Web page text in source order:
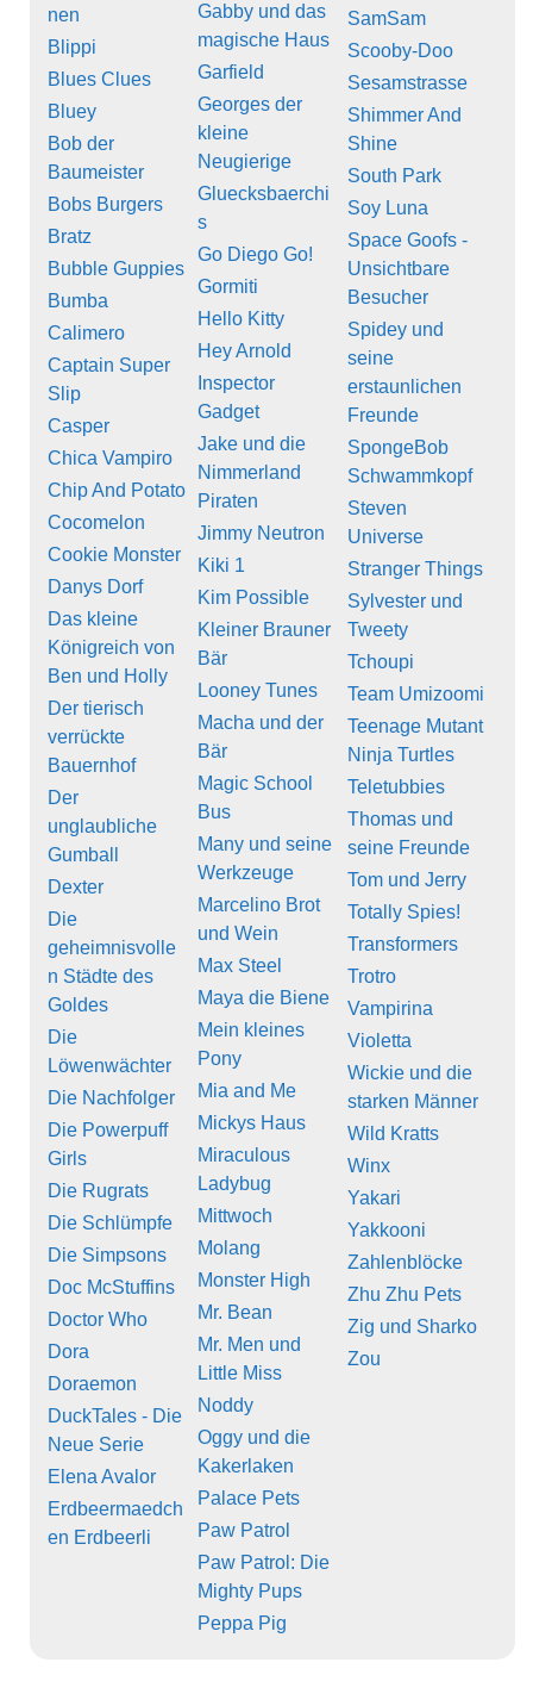
nen
Blippi
Blues Clues
Bluey
Bob der
Baumeister
Bobs Burgers
Bratz
Bubble Guppies
Bumba
Calimero
Captain Super
Slip
Casper
Chica Vampiro
Chip And Potato
Cocomelon
Cookie Monster
Danys Dorf
Das kleine
Königreich von
Ben und Holly
Der tierisch
verrückte
Bauernhof
Der
unglaubliche
Gumball
Dexter
Die
geheimnisvolle
n Städte des
Goldes
Die
Löwenwächter
Die Nachfolger
Die Powerpuff
Girls
Die Rugrats
Die Schlümpfe
Die Simpsons
Doc McStuffins
Doctor Who
Dora
Doraemon
DuckTales - Die
Neue Serie
Elena Avalor
Erdbeermaedch
en Erdbeerli
Gabby und das
magische Haus
Garfield
Georges der
kleine
Neugierige
Gluecksbaerchi
s
Go Diego Go!
Gormiti
Hello Kitty
Hey Arnold
Inspector
Gadget
Jake und die
Nimmerland
Piraten
Jimmy Neutron
Kiki 1
Kim Possible
Kleiner Brauner
Bär
Looney Tunes
Macha und der
Bär
Magic School
Bus
Many und seine
Werkzeuge
Marcelino Brot
und Wein
Max Steel
Maya die Biene
Mein kleines
Pony
Mia and Me
Mickys Haus
Miraculous
Ladybug
Mittwoch
Molang
Monster High
Mr. Bean
Mr. Men und
Little Miss
Noddy
Oggy und die
Kakerlaken
Palace Pets
Paw Patrol
Paw Patrol: Die
Mighty Pups
Peppa Pig
SamSam
Scooby-Doo
Sesamstrasse
Shimmer And
Shine
South Park
Soy Luna
Space Goofs -
Unsichtbare
Besucher
Spidey und
seine
erstaunlichen
Freunde
SpongeBob
Schwammkopf
Steven
Universe
Stranger Things
Sylvester und
Tweety
Tchoupi
Team Umizoomi
Teenage Mutant
Ninja Turtles
Teletubbies
Thomas und
seine Freunde
Tom und Jerry
Totally Spies!
Transformers
Trotro
Vampirina
Violetta
Wickie und die
starken Männer
Wild Kratts
Winx
Yakari
Yakkooni
Zahlenblöcke
Zhu Zhu Pets
Zig und Sharko
Zou